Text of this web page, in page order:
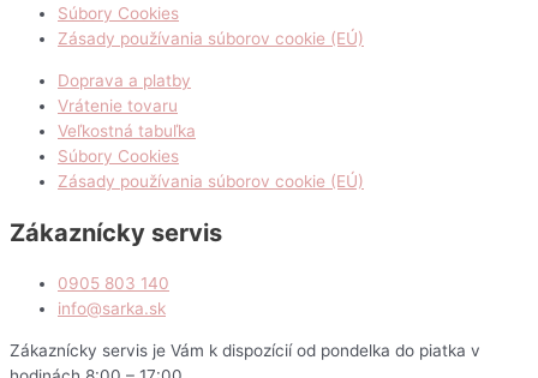
Súbory Cookies
Zásady používania súborov cookie (EÚ)
Doprava a platby
Vrátenie tovaru
Veľkostná tabuľka
Súbory Cookies
Zásady používania súborov cookie (EÚ)
Zákaznícky servis
0905 803 140
info@sarka.sk
Zákaznícky servis je Vám k dispozícií od pondelka do piatka v